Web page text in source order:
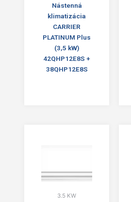
Nástenná
klimatizácia
CARRIER
PLATINUM Plus
(3,5 kW)
42QHP12E8S +
38QHP12E8S
3.5 KW